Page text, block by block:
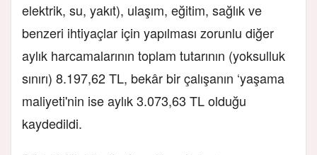
elektrik, su, yakıt), ulaşım, eğitim, sağlık ve
benzeri ihtiyaçlar için yapılması zorunlu diğer
aylık harcamalarının toplam tutarının (yoksulluk
sınırı) 8.197,62 TL, bekâr bir çalışanın ‘yaşama
maliyeti'nin ise aylık 3.073,63 TL olduğu
kaydedildi.